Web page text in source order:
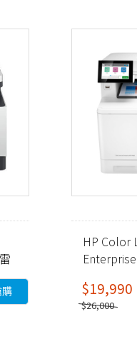
購
HP Color
品
$19,990
$26,000